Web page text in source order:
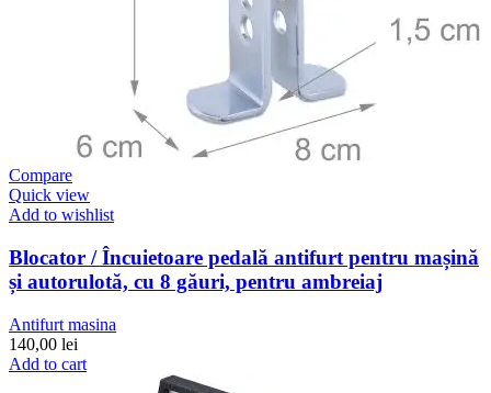
Compare
Quick view
Add to wishlist
Blocator / Încuietoare pedală antifurt pentru mașină
și autorulotă, cu 8 găuri, pentru ambreiaj
Antifurt masina
140,00 lei
Add to cart